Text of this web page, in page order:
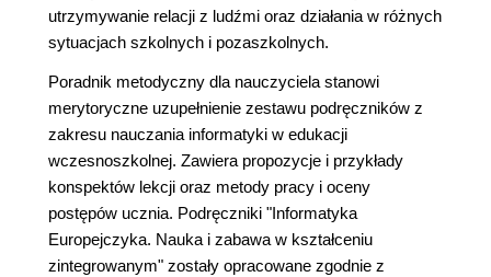
utrzymywanie relacji z ludźmi oraz działania w różnych
sytuacjach szkolnych i pozaszkolnych.
Poradnik metodyczny dla nauczyciela stanowi
merytoryczne uzupełnienie zestawu podręczników z
zakresu nauczania informatyki w edukacji
wczesnoszkolnej. Zawiera propozycje i przykłady
konspektów lekcji oraz metody pracy i oceny
postępów ucznia. Podręczniki "Informatyka
Europejczyka. Nauka i zabawa w kształceniu
zintegrowanym" zostały opracowane zgodnie z